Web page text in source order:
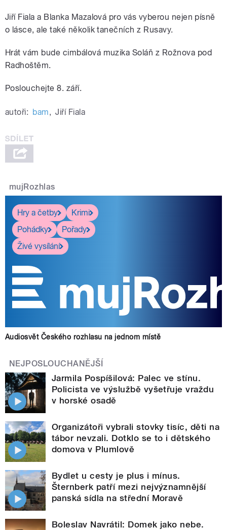
Jiří Fiala a Blanka Mazalová pro vás vyberou nejen písně
o lásce, ale také několik tanečních z Rusavy.
Hrát vám bude cimbálová muzika Soláň z Rožnova pod
Radhoštěm.
Poslouchejte 8. září.
autoři: bam, Jiří Fiala
mujRozhlas
Hry a četby
Krimi
Pohádky
Pořady
Živé vysílání
Audiosvět Českého rozhlasu na jednom místě
NEJPOSLOUCHANĚJŠÍ
Jarmila Pospíšilová: Palec ve stínu.
Policista ve výslužbě vyšetřuje vraždu
v horské osadě
Organizátoři vybrali stovky tisíc, děti na
tábor nevzali. Dotklo se to i dětského
domova v Plumlově
Bydlet u cesty je plus i mínus.
Šternberk patří mezi nejvýznamnější
panská sídla na střední Moravě
Boleslav Navrátil: Domek jako nebe.